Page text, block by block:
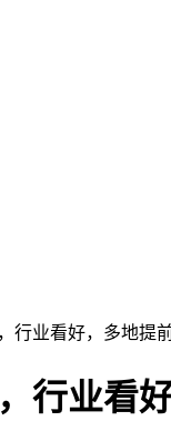
行业看好，多地提
行业看